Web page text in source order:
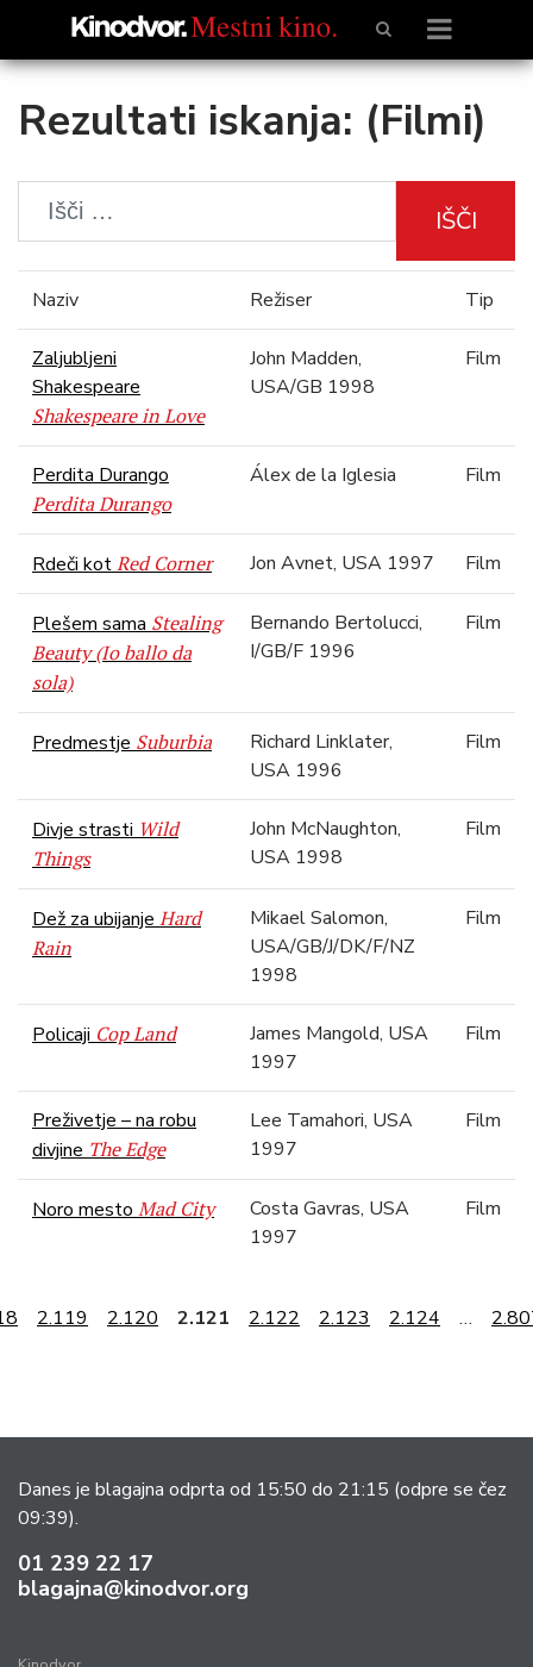
Rezultati iskanja: (Filmi)
IŠČI
Naziv Režiser Tip
Zaljubljeni
Shakespeare
Shakespeare in Love
John Madden,
USA/GB 1998
Film
Perdita Durango
Perdita Durango
Álex de la Iglesia Film
Rdeči kotRed Corner Jon Avnet, USA 1997 Film
Plešem sama Stealing
Beauty (Io ballo da
sola)
Bernando Bertolucci,
I/GB/F 1996
Film
Predmestje Suburbia
Richard Linklater,
USA 1996
Film
Divje strasti Wild
Things
John McNaughton,
USA 1998
Film
Dež za ubijanje Hard
Rain
Mikael Salomon,
USA/GB/J/DK/F/NZ
1998
Film
Policaji Cop Land
James Mangold, USA
1997
Film
Preživetje – na robu
divjine The Edge
Lee Tamahori, USA
1997
Film
Noro mesto Mad City
Costa Gavras, USA
1997
Film
2.119 2.120 2.121 2.122 2.123 2.124 …
Danes je blagajna odprta od 15:50 do 21:15 (odpre se čez
09:39).
01 239 22 17
blagajna@kinodvor.org